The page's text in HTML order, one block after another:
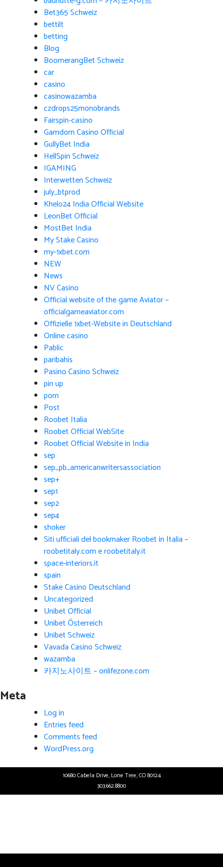
Bet365 Schweiz
bettilt
betting
Blog
BoomerangBet Schweiz
car
casino
casinowazamba
czdrops25monobrands
Fairspin-casino
Gamdom Casino Official
GullyBet India
HellSpin Schweiz
IGAMING
Interwetten Schweiz
july_btprod
Khelo24 India Official Website
LeonBet Official
MostBet India
My Stake Casino
my-1xbet.com
NEW
News
NV Casino
Official website of the game Aviator –
officialgameaviator.com
Offizielle 1xbet-Website in Deutschland
Online casino
Pablic
paribahis
Pasino Casino Schweiz
pin up
porn
Post
Roobet Italia
Roobet Official WebSite
Roobet Official Website in India
sep
sep_pb_americanwritersassociation
sep+
sep1
sep2
sep4
shoker
Siti ufficiali del bookmaker Roobet in Italia –
roobetitaly.com e roobetitaly.it
space-interiors.it
spain
Stake Casino Deutschland
Uncategorized
Unibet Official
Unibet Österreich
Unibet Schweiz
Vavada Casino Schweiz
wazamba
카지노사이트 – onlifezone.com
Meta
Log in
Entries feed
Comments feed
WordPress.org
10680 Cabela Drive, Lone Tree, CO 80124
303.662.8800